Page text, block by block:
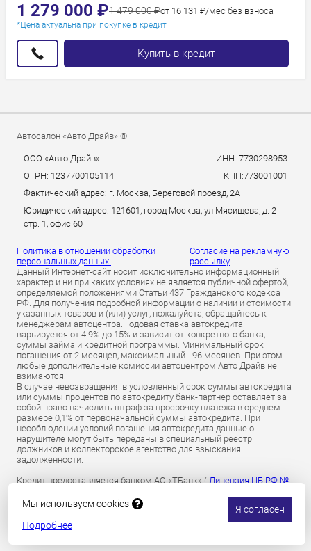
1 279 000 ₽1 479 000 ₽от 16 131 ₽/мес без взноса
*Цена актуальна при покупке в кредит
Купить в кредит
Автосалон «Авто Драйв» ®
ООО «Авто Драйв»
ИНН: 7730298953
ОГРН: 1237700105114
КПП:773001001
Фактический адрес: г. Москва, Береговой проезд, 2А
Юридический адрес: 121601, город Москва, ул Мясищева, д. 2
стр. 1, офис 60
Политика в отношении обработки
персональных данных.
Согласие на рекламную
рассылку
Данный Интернет-сайт носит исключительно информационный
характер и ни при каких условиях не является публичной офертой,
определяемой положениями Статьи 437 Гражданского кодекса
РФ. Для получения подробной информации о наличии и стоимости
указанных товаров и (или) услуг, пожалуйста, обращайтесь к
менеджерам автоцентра. Годовая ставка автокредита
варьируется от 4.9% до 15% и зависит от конкретного банка,
суммы займа и кредитной программы. Минимальный срок
погашения от 2 месяцев, максимальный - 96 месяцев. При этом
любые дополнительные комиссии автоцентром Авто Драйв не
взимаются.
В случае невозвращения в условленный срок суммы автокредита
или суммы процентов по автокредиту банк-партнер оставляет за
собой право начислить штраф за просрочку платежа в среднем
размере 0,1% от первоначальной суммы автокредита. При
несоблюдении условий погашения автокредита данные о
нарушителе могут быть переданы в специальный реестр
должников и коллекторское агентство для взыскания
задолженности.
Кредит предоставляется банком АО «ТБанк» (Лицензия ЦБ РФ №
Обязательное страхование гражданской ответственности
владельцев транспортных средств осуществляется АО «Т-
Страхование»
по лицензии ОС № 0191-03 от 01.07.2024 г.
Мы используем cookies
Подробнее
Я согласен